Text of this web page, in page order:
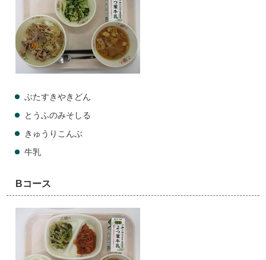
ぶたすきやきどん
とうふのみそしる
きゅうりこんぶ
牛乳
Bコース